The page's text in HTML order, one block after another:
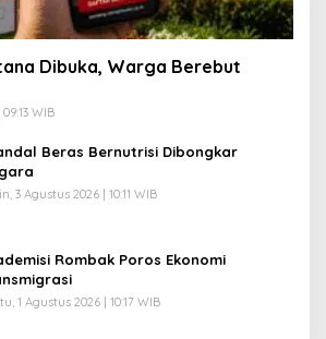
Dibuka, Warga Berebut
WIB
Beras Bernutrisi Dibongkar
3 Agustus 2026 | 10:11 WIB
Rombak Poros Ekonomi
1 Agustus 2026 | 10:17 WIB